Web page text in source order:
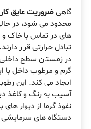
گاهیضروریت عایق
محدود می شود، در
های در تماس با خاک
تبادل حرارتی قرار
در زمستان سطح
گرم و مرطوب داخل
ایجاد می کند. این
آسیب به رنگ و کاغذ
نفوذ گرما از دیوار
دستگاه های